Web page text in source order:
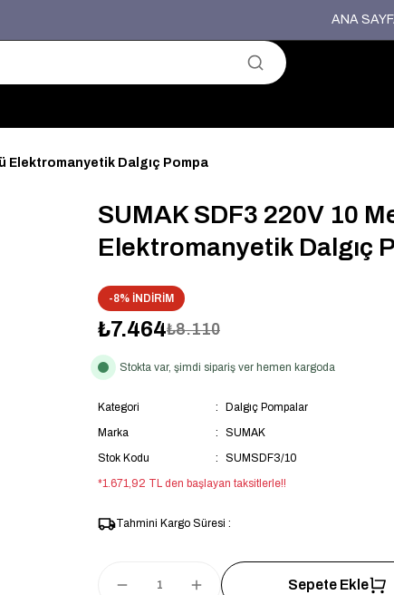
ANA
Elektromanyetik Dalgıç Pompa
SUMAK SDF3 220V 10
Elektromanyetik Dalgıç
-8% İNDİRİM
₺7.464₺8.110
Stokta var, şimdi sipariş ver hemen kargoda
Kategori
Dalgıç Pompalar
Marka
SUMAK
Stok Kodu
SUMSDF3/10
*1.671,92 TL den başlayan taksitlerle!!
Tahmini Kargo Süresi :
Sepete Ekle